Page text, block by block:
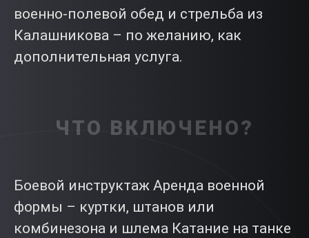
военно-полевой обед и стрельба из
Калашникова – по желанию, как
дополнительная услуга.
ЧТО ВКЛЮЧЕНО?
Боевой инструктаж Аренда военной
формы – куртки, штанов или
комбинезона и шлема Катание на танке